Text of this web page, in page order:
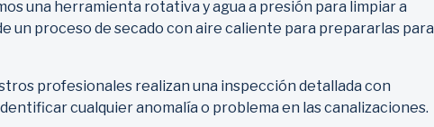
una herramienta rotativa y agua a presión para limpiar a
un proceso de secado con aire caliente para prepararlas para
profesionales realizan una inspección detallada con
cualquier anomalía o problema en las canalizaciones.